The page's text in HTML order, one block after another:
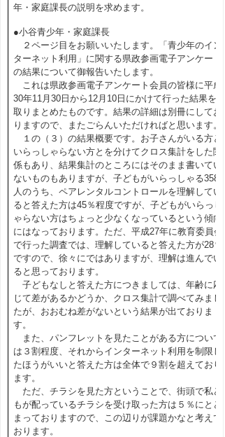
年・家庭課長の説明を求めます。
●小谷青少年・家庭課長
２ページ目をお願いいたします。「青少年のイン
ターネット利用」に関する県政参画電子アンケート
の結果について御報告いたします。
これは県政参画電子アンケート会員の皆様に平成
30年11月30日から12月10日にかけて行った結果を
取りまとめたものです。結果の詳細は別冊にしてお
りますので、またごらんいただければと思います。
１の（３）の結果概要です。お子さんがいる方と
いらっしゃらない方とを分けてクロス集計をした関
係もあり、結果集計のところにはそのまま書いてい
ないものもありますが、子どもがいらっしゃる358
人のうち、ペアレンタルコントロールを理解してい
ると答えた方は45％程度ですが、子どもがいらっし
ゃらない方はちょっと少なくなっているという傾向
にはなっております。ただ、平成27年に教育委員会
で行った調査では、理解していると答えた方が28％
ですので、徐々にではありますが、理解は進んでい
ると思っております。
子どもなしと答えた方につきましては、年齢に応
じて差があるかどうか、クロス集計で調べてみまし
たが、おおむね差がないという結果が出ておりま
す。
また、パンフレットを見たことがある方について
は３割程度、それからインターネット利用を制限し
たほうがいいと答えた方は全体で９割を超えており
ます。
ただ、チラシを見た方ということで、街頭で私ど
もが配っているチラシを受け取った方は５％にとど
まっておりますので、この辺りが課題かなと考えて
おります。